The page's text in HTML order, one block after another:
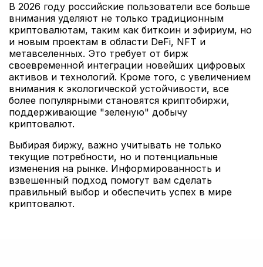
В 2026 году российские пользователи все больше
внимания уделяют не только традиционным
криптовалютам, таким как биткоин и эфириум, но
и новым проектам в области DeFi, NFT и
метавселенных. Это требует от бирж
своевременной интеграции новейших цифровых
активов и технологий. Кроме того, с увеличением
внимания к экологической устойчивости, все
более популярными становятся криптобиржи,
поддерживающие "зеленую" добычу
криптовалют.
Выбирая биржу, важно учитывать не только
текущие потребности, но и потенциальные
изменения на рынке. Информированность и
взвешенный подход помогут вам сделать
правильный выбор и обеспечить успех в мире
криптовалют.